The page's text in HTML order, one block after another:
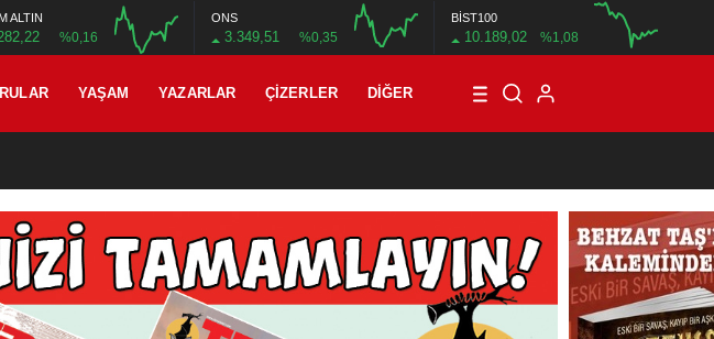
ALTIN
%0,16
ONS
3.349,51 %0,35
BİST100
10.189,02 %1,08
YAŞAM YAZARLAR ÇIZERLER DIĞER